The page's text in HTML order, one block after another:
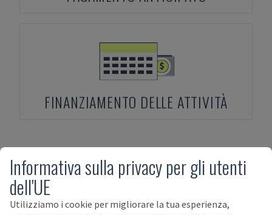
FINANZIAMENTO DELLE ATTIVITÀ
Prodotti correlati conAIDA
Informativa sulla privacy per gli utenti
dell'UE
Utilizziamo i cookie per migliorare la tua esperienza,